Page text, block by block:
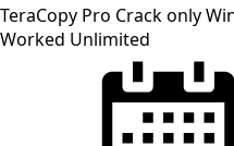
TeraCopy Pro Crack only
Worked Unlimited